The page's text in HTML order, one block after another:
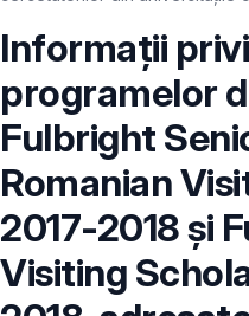
Informaţii
programelor
Fulbright
Romanian
2017-2018 și
Visiting